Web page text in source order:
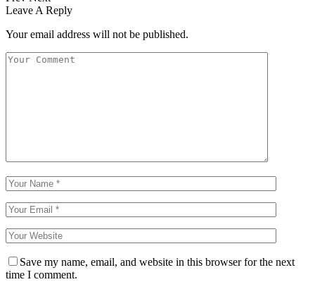
Leave A Reply
Your email address will not be published.
Save my name, email, and website in this browser for the next
time I comment.